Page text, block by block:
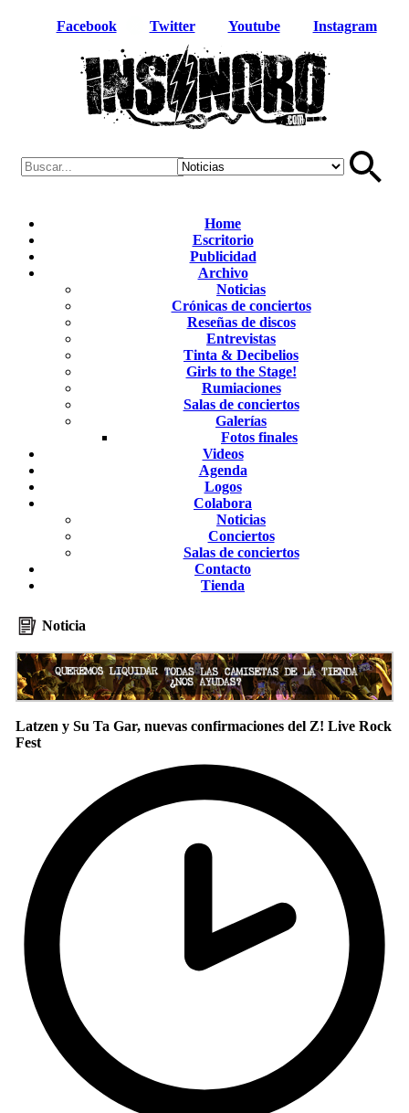
Facebook Twitter Youtube Instagram
Home
Escritorio
Publicidad
Archivo
Noticias
Crónicas de conciertos
Reseñas de discos
Entrevistas
Tinta & Decibelios
Girls to the Stage!
Rumiaciones
Salas de conciertos
Galerías
Fotos finales
Videos
Agenda
Logos
Colabora
Noticias
Conciertos
Salas de conciertos
Contacto
Tienda
Noticia
Latzen y Su Ta Gar, nuevas confirmaciones del Z! Live Rock
Fest